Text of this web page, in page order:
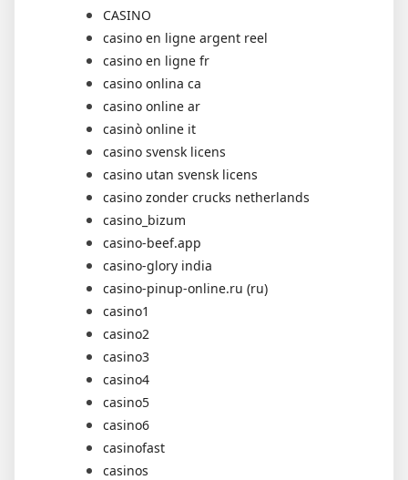
CASINO
casino en ligne argent reel
casino en ligne fr
casino onlina ca
casino online ar
casinò online it
casino svensk licens
casino utan svensk licens
casino zonder crucks netherlands
casino_bizum
casino-beef.app
casino-glory india
casino-pinup-online.ru (ru)
casino1
casino2
casino3
casino4
casino5
casino6
casinofast
casinos